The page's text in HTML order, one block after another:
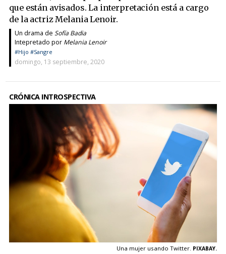
que están avisados. La interpretación está a cargo
de la actriz Melania Lenoir.
Un drama de Sofía Badia
Intepretado por Melania Lenoir
#Hijo #Sangre
domingo, 13 septiembre, 2020
CRÓNICA INTROSPECTIVA
Una mujer usando Twitter. PIXABAY.